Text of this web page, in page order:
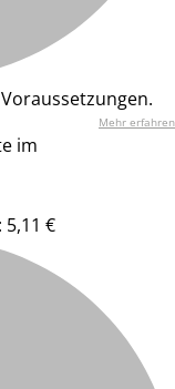
Mehr erfahren
im
€